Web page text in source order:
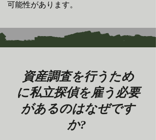
可能性があります。
資産調査を行うため
に私立探偵を雇う必要
があるのはなぜです
か?